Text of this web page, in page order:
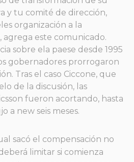
y tu comité de dirección,
organización a la
agrega este comunicado.
sobre ela paese desde 1995
gobernadores prorrogaron
Tras el caso Ciccone, que
de la discusión, las
fueron acortando, hasta
a new seis meses.
sacó el compensación no
limitar si comienza